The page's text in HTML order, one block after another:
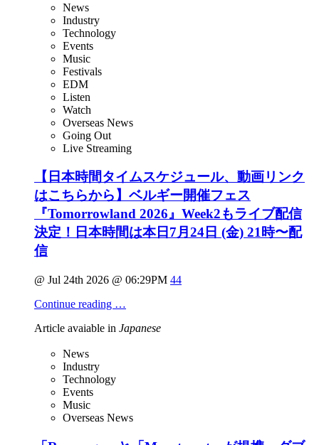
News
Industry
Technology
Events
Music
Festivals
EDM
Listen
Watch
Overseas News
Going Out
Live Streaming
【日本時間タイムスケジュール、動画リンク
はこちらから】ベルギー開催フェス
『Tomorrowland 2026』Week2もライブ配信
決定！日本時間は本日7月24日 (金) 21時〜配
信
@ Jul 24th 2026 @ 06:29PM 44
Continue reading …
Article avaiable in Japanese
News
Industry
Technology
Events
Music
Overseas News